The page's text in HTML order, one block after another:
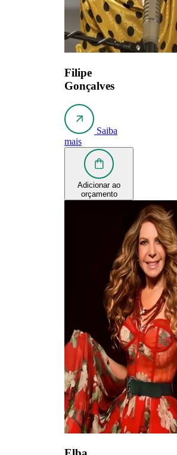
Filipe
Gonçalves
Saiba
mais
Adicionar ao
orçamento